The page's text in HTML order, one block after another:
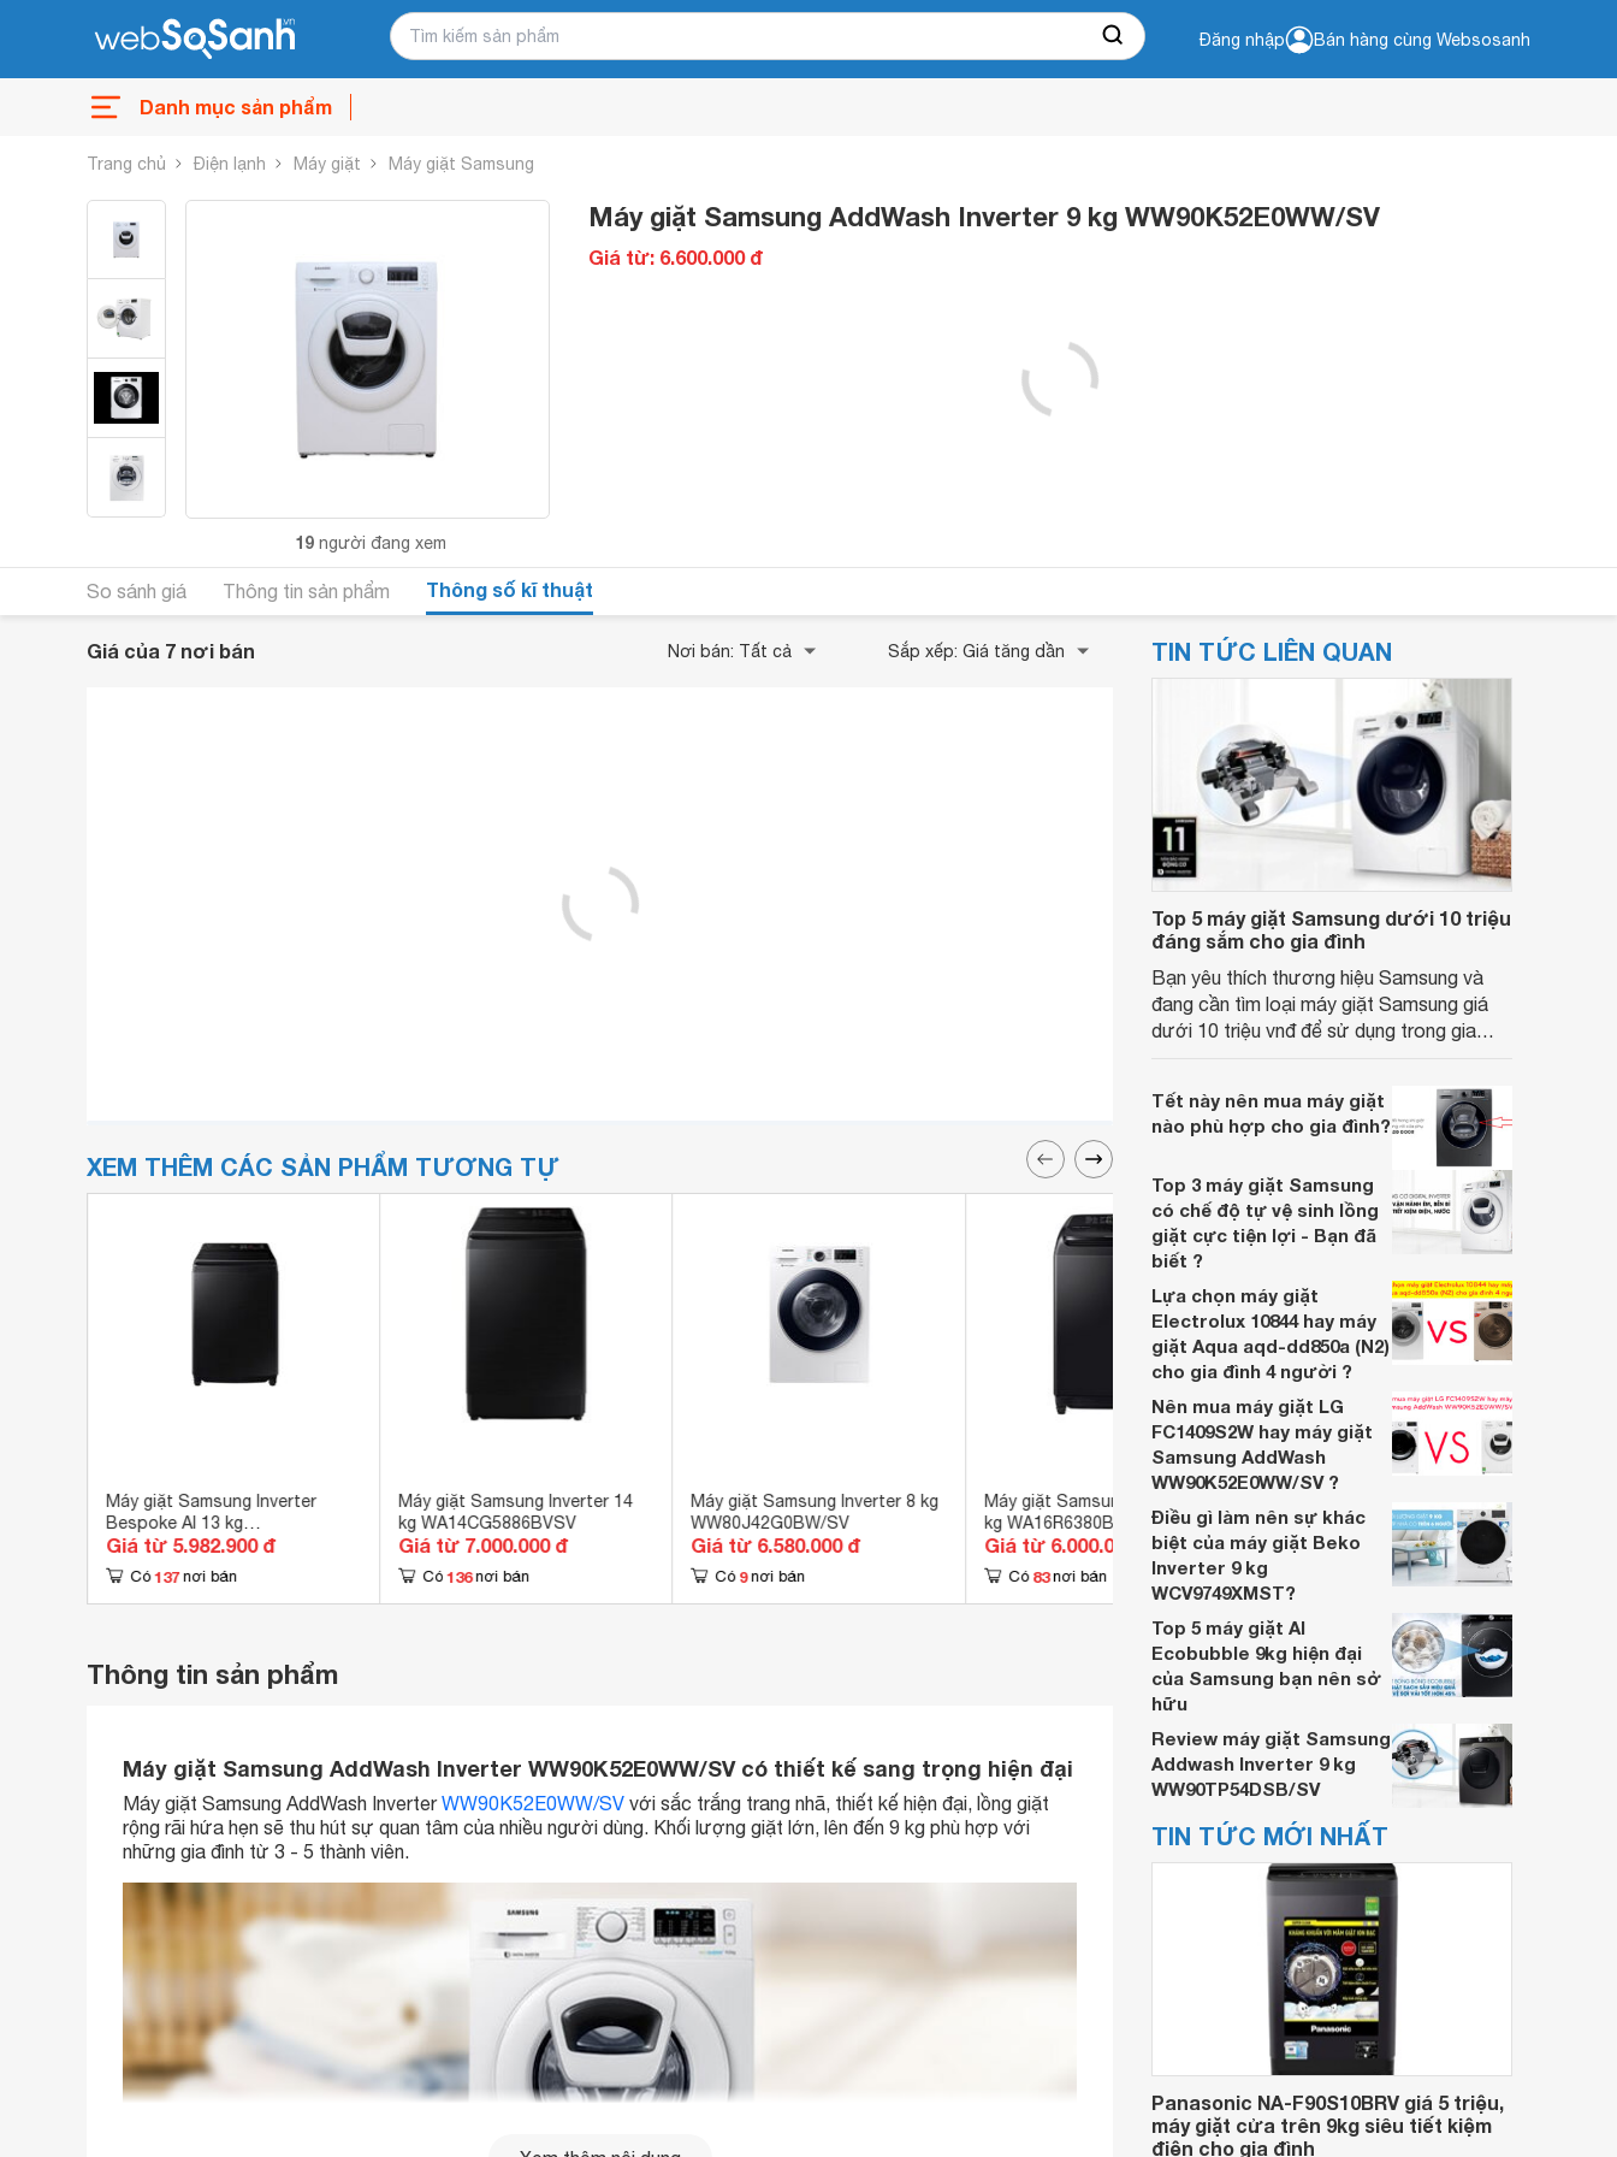
Đăng nhập Bán hàng cùng Websosanh
Danh mục sản phẩm
Trang chủ Điện lạnh Máy giặt Máy giặt Samsung
19 người đang xem
Máy giặt Samsung AddWash Inverter 9 kg WW90K52E0WW/SV
Giá từ: 6.600.000 đ
So sánh giá Thông tin sản phẩm Thông số kĩ thuật
Giá của 7 nơi bán Nơi bán: Tất cả Sắp xếp: Giá tăng dần
XEM THÊM CÁC SẢN PHẨM TƯƠNG TỰ
Máy giặt Samsung Inverter
Bespoke AI 13 kg
WA80F13S5BSV
Giá từ 5.982.900 đ
Có 137 nơi bán
Máy giặt Samsung Inverter 14
kg WA14CG5886BVSV
Giá từ 7.000.000 đ
Có 136 nơi bán
Máy giặt Samsung Inverter 8 kg
WW80J42G0BW/SV
Giá từ 6.580.000 đ
Có 9 nơi bán
Máy giặt Samsung Inverter 16
kg WA16R6380BV
Giá từ 6.000.000 đ
Có 83 nơi bán
Máy giặt Samsung Addwash
Inverter 10 kg
WW10K54E0UW/SV
Giá từ 6.700.000 đ
nơi bán
Thông tin sản phẩm
Máy giặt Samsung AddWash Inverter WW90K52E0WW/SV có thiết kế sang trọng hiện đại
Máy giặt Samsung AddWash InverterWW90K52E0WW/SV với sắc trắng trang nhã, thiết kế hiện đại, lồng giặt
rộng rãi hứa hẹn sẽ thu hút sự quan tâm của nhiều người dùng. Khối lượng giặt lớn, lên đến 9 kg phù hợp với
những gia đình từ 3 - 5 thành viên.
TIN TỨC LIÊN QUAN
Top 5 máy giặt Samsung dưới 10 triệu
đáng sắm cho gia đình
Bạn yêu thích thương hiệu Samsung và
đang cần tìm loại máy giặt Samsung giá
dưới 10 triệu vnđ để sử dụng trong gia
viết đưới đây, chúng tôi sẽ gợi ý cho bạn
top 5 máy giặt Samsung dưới 10 triệu
đáng sắm cho gia đình:
Tết này nên mua máy giặt
nào phù hợp cho gia đình?
Top 3 máy giặt Samsung
có chế độ tự vệ sinh lồng
giặt cực tiện lợi - Bạn đã
biết ?
Lựa chọn máy giặt
Electrolux 10844 hay máy
giặt Aqua aqd-dd850a (N2)
cho gia đình 4 người ?
Nên mua máy giặt LG
FC1409S2W hay máy giặt
Samsung AddWash
WW90K52E0WW/SV ?
Điều gì làm nên sự khác
biệt của máy giặt Beko
Inverter 9 kg
WCV9749XMST?
Top 5 máy giặt AI
Ecobubble 9kg hiện đại
của Samsung bạn nên sở
hữu
Review máy giặt Samsung
Addwash Inverter 9 kg
WW90TP54DSB/SV
TIN TỨC MỚI NHẤT
Panasonic NA-F90S10BRV giá 5 triệu,
máy giặt cửa trên 9kg siêu tiết kiệm
điện cho gia đình